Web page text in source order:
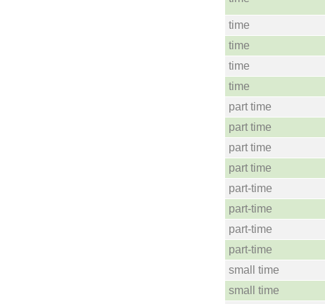
time
time
time
time
part time
part time
part time
part time
part-time
part-time
part-time
part-time
small time
small time